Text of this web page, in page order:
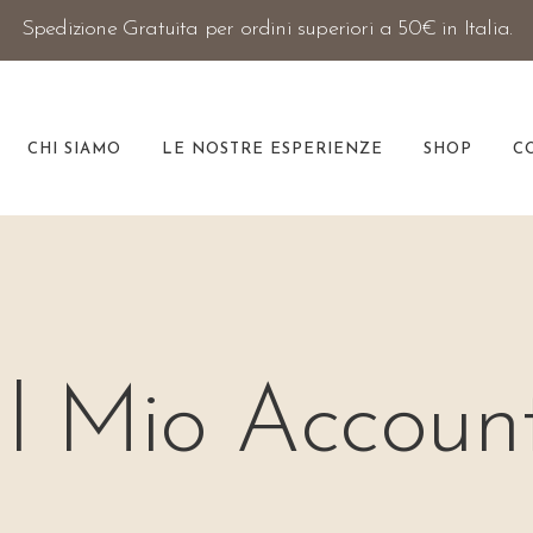
Spedizione Gratuita per ordini superiori a 50€ in Italia.
CHI SIAMO LE NOSTRE ESPERIENZE SHOP
Mio